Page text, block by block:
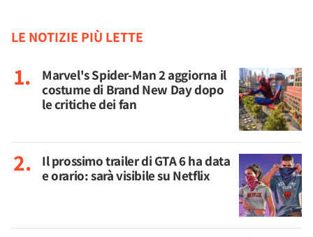
LE NOTIZIE PIÙ LETTE
Marvel's Spider-Man 2 aggiorna il
costume di Brand New Day dopo
le critiche dei fan
Il prossimo trailer di GTA 6 ha data
e orario: sarà visibile su Netflix